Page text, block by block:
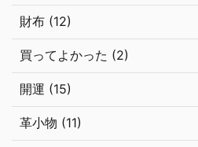
財布 (12)
買ってよかった (2)
開運 (15)
革小物 (11)